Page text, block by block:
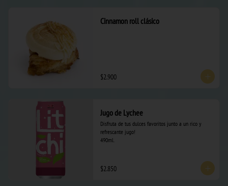
Cinnamon roll clásico
$2.900
Jugo de Lychee
Disfruta de tus dulces favoritos junto a un rico y
refrescante jugo!
490ml.
$2.850